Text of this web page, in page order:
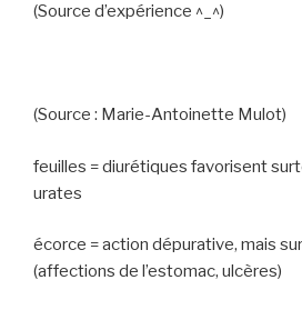
(Source d’expérience ^_^)
(Source : Marie-Antoinette Mulot)
feuilles = diurétiques favorisent
urates
écorce = action dépurative, mais
(affections de l’estomac, ulcères)